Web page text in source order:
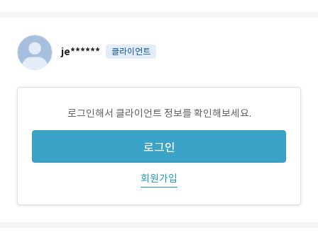
je****** 클라이언트
로그인해서 클라이언트 정보를 확인해보세요.
로그인
회원가입